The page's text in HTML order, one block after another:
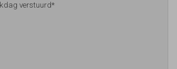
verstuurd*